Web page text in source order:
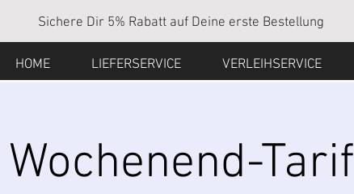
Sichere Dir 5% Rabatt auf Deine erste Bestellung
HOME LIEFERSERVICE VERLEIHSERVICE
Wochenend-Tarif